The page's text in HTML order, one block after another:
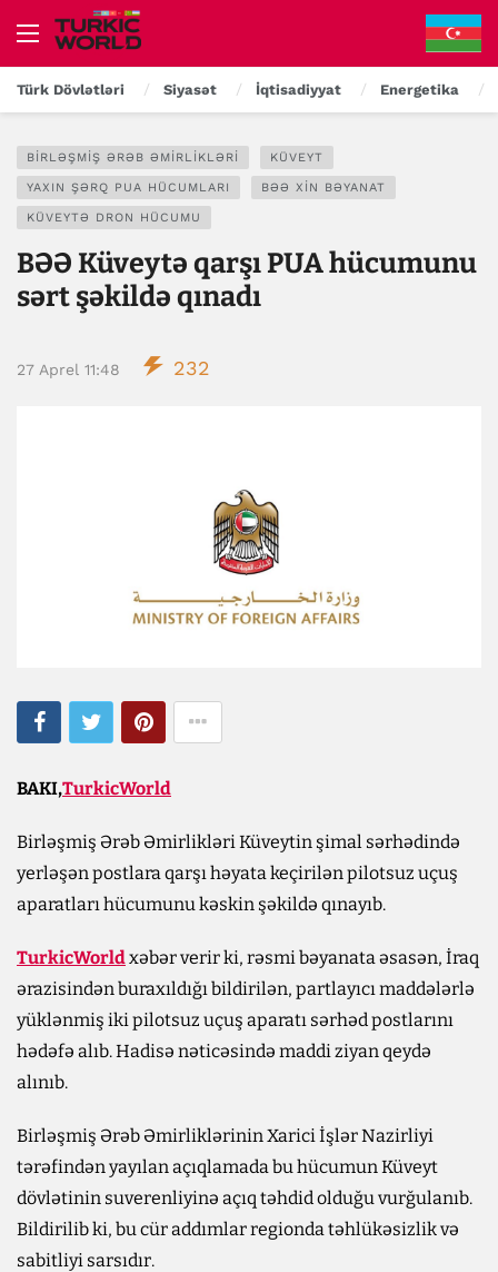
Türk Dövlətləri Siyasət İqtisadiyyat Energetika
BIRLƏŞMIŞ ƏRƏB ƏMIRLIKLƏRI KÜVEYT
YAXIN ŞƏRQ PUA HÜCUMLARI BƏƏ XİN BƏYANAT
KÜVEYTƏ DRON HÜCUMU
BƏƏ Küveytə qarşı PUA hücumunu
sərt şəkildə qınadı
27 Aprel 11:48 232
BAKI,TurkicWorld
Birləşmiş Ərəb Əmirlikləri Küveytin şimal sərhədində
yerləşən postlara qarşı həyata keçirilən pilotsuz uçuş
aparatları hücumunu kəskin şəkildə qınayıb.
TurkicWorldxəbər verir ki, rəsmi bəyanata əsasən, İraq
ərazisindən buraxıldığı bildirilən, partlayıcı maddələrlə
yüklənmiş iki pilotsuz uçuş aparatı sərhəd postlarını
hədəfə alıb. Hadisə nəticəsində maddi ziyan qeydə
alınıb.
Birləşmiş Ərəb Əmirliklərinin Xarici İşlər Nazirliyi
tərəfindən yayılan açıqlamada bu hücumun Küveyt
dövlətinin suverenliyinə açıq təhdid olduğu vurğulanıb.
Bildirilib ki, bu cür addımlar regionda təhlükəsizlik və
sabitliyi sarsıdır.